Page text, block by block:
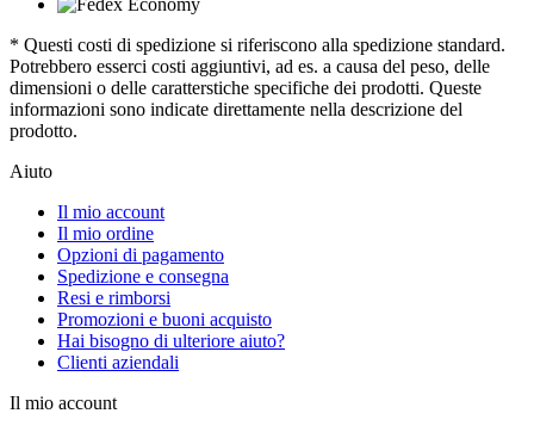
* Questi costi di spedizione si riferiscono alla spedizione standard.
Potrebbero esserci costi aggiuntivi, ad es. a causa del peso, delle
dimensioni o delle caratterstiche specifiche dei prodotti. Queste
informazioni sono indicate direttamente nella descrizione del
prodotto.
Aiuto
Il mio account
Il mio ordine
Opzioni di pagamento
Spedizione e consegna
Resi e rimborsi
Promozioni e buoni acquisto
Hai bisogno di ulteriore aiuto?
Clienti aziendali
Il mio account